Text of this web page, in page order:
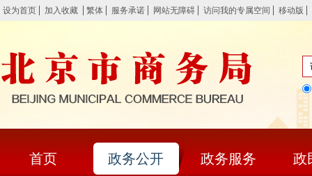
设为首页 加入收藏 繁体 服务承诺 网站无障碍 访问我的专属空间 移动版
首页 政务公开 政务服务 政